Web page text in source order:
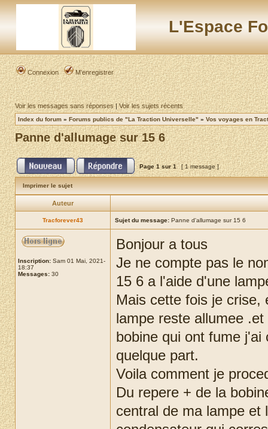
L'Espace
Connexion M’enregistrer
Voir les messages sans réponses|Voir les sujets récents
Index du forum » Forums publics de "La Traction Universelle" » Vos voyages en
Panne d'allumage sur 15 6
Page1sur1 [ 1 message ]
Imprimer le sujet
Auteur
Tracforever43 Sujet du message: Panne d'allumage sur 15 6
Inscription: Sam 01 Mai, 2021-
18:37
Messages: 30
Bonjour a tous
Je ne compte pas le
15 6 a l'aide d'une
Mais cette fois je crise,
lampe reste allumee
bobine qui ont fume
quelque part.
Voila comment je
Du repere + de la
central de ma lampe et